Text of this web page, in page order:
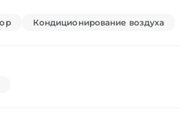
Кондиционирование воздуха